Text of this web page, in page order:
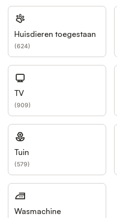
Huisdieren toegestaan
(624)
TV
(909)
Tuin
(579)
Wasmachine